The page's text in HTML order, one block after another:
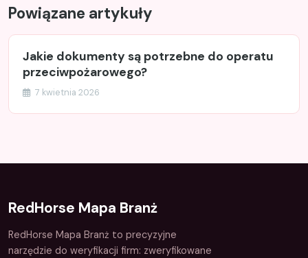
Powiązane artykuły
Jakie dokumenty są potrzebne do operatu
przeciwpożarowego?
7 kwietnia 2026
RedHorse Mapa Branż
RedHorse Mapa Branż to precyzyjne
narzędzie do weryfikacji firm: zweryfikowane